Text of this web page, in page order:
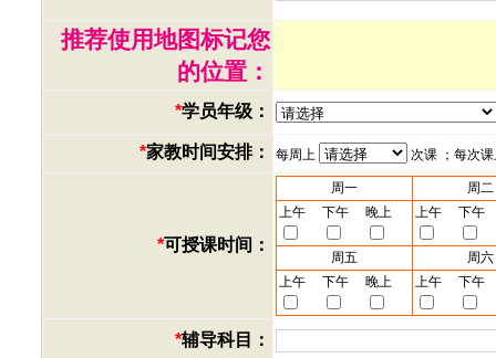
推荐使用地图标记您
的位置：
*学员年级：
*家教时间安排： 每周上 次课 ；每次
*可授课时间：
周一
周二
上午
下午 晚上 上午 下午
周五
周六
上午
下午 晚上 上午 下午
*辅导科目：